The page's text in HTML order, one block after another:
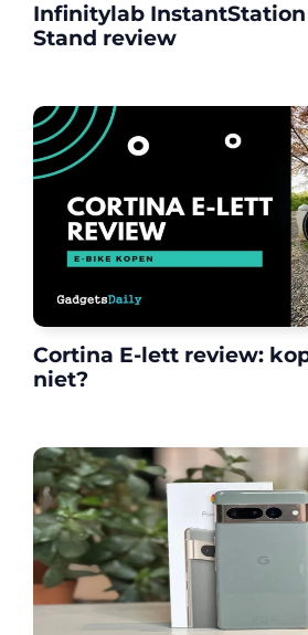
Infinitylab
Stand review
Cortina E-lett review:
niet?